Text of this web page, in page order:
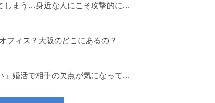
恋人や家族にだけ強く当たってしまう…身近な人にこそ攻撃的になってしまう心理
フィス？大阪のどこにあるの？
「いい人だけど好きになれない」婚活で相手の欠点が気になってしまう“減点方式”の心理